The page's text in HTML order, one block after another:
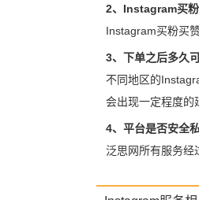
2、Instagram买粉
Instagram买粉买
3、下单之后多久
不同地区的
会出现一定程度的
4、平台是否安全私
泛思网所有服务经